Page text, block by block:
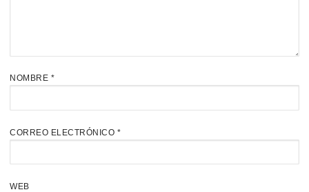
NOMBRE *
CORREO ELECTRÓNICO *
WEB